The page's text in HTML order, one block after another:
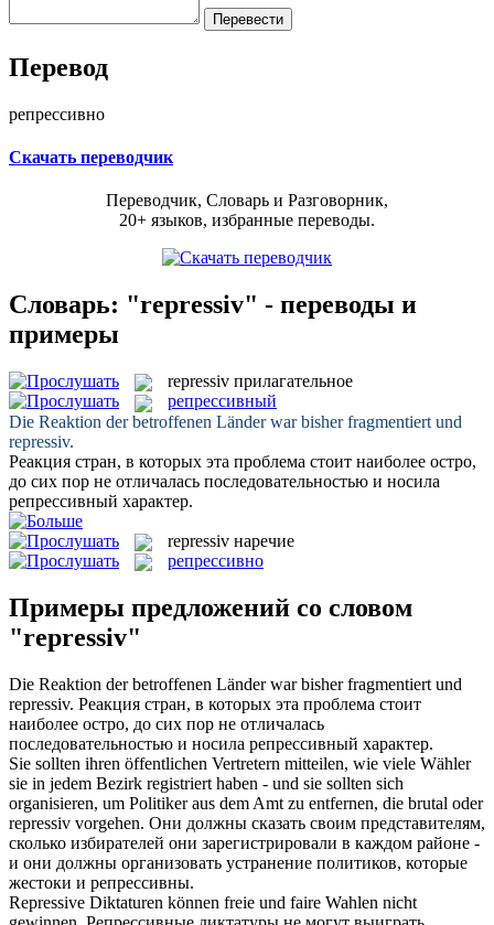
Перевод
репрессивно
Скачать переводчик
Переводчик, Словарь и Разговорник,
20+ языков, избранные переводы.
Словарь: "repressiv" - переводы и
примеры
repressiv прилагательное
репрессивный
Die Reaktion der betroffenen Länder war bisher fragmentiert und
repressiv.
Реакция стран, в которых эта проблема стоит наиболее остро,
до сих пор не отличалась последовательностью и носила
репрессивный характер.
repressiv наречие
репрессивно
Примеры предложений со словом
"repressiv"
Die Reaktion der betroffenen Länder war bisher fragmentiert und
repressiv. Реакция стран, в которых эта проблема стоит
наиболее остро, до сих пор не отличалась
последовательностью и носила репрессивный характер.
Sie sollten ihren öffentlichen Vertretern mitteilen, wie viele Wähler
sie in jedem Bezirk registriert haben - und sie sollten sich
organisieren, um Politiker aus dem Amt zu entfernen, die brutal oder
repressiv vorgehen. Они должны сказать своим представителям,
сколько избирателей они зарегистрировали в каждом районе -
и они должны организовать устранение политиков, которые
жестоки и репрессивны.
Repressive Diktaturen können freie und faire Wahlen nicht